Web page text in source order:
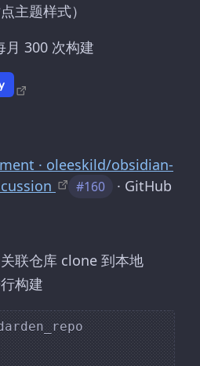
主题样式）
300 次构建
· oleeskild/obsidian-
#160 · GitHub
联仓库 clone 到本地
构建